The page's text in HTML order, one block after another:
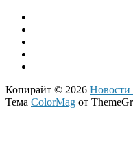
Копирайт © 2026 Новости
Тема ColorMag от